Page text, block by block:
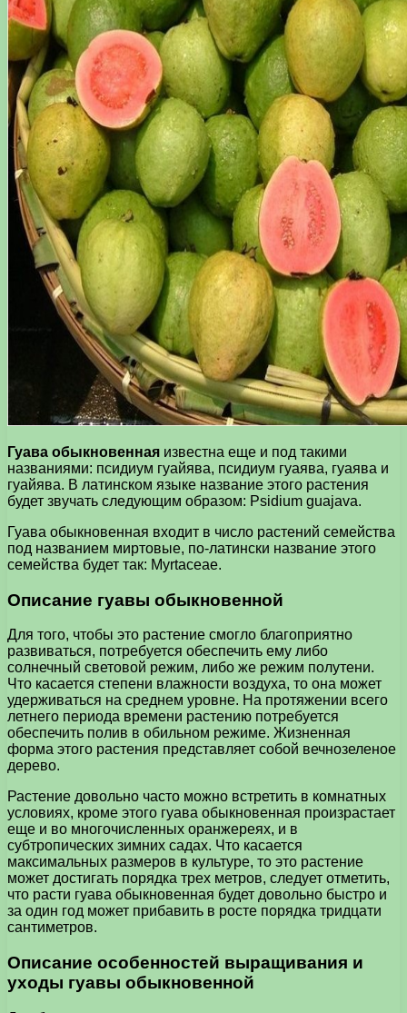
Гуава обыкновенная известна еще и под такими
названиями: псидиум гуайява, псидиум гуаява, гуаява и
гуайява. В латинском языке название этого растения
будет звучать следующим образом: Psidium guajava.
Гуава обыкновенная входит в число растений семейства
под названием миртовые, по-латински название этого
семейства будет так: Myrtaceae.
Описание гуавы обыкновенной
Для того, чтобы это растение смогло благоприятно
развиваться, потребуется обеспечить ему либо
солнечный световой режим, либо же режим полутени.
Что касается степени влажности воздуха, то она может
удерживаться на среднем уровне. На протяжении всего
летнего периода времени растению потребуется
обеспечить полив в обильном режиме. Жизненная
форма этого растения представляет собой вечнозеленое
дерево.
Растение довольно часто можно встретить в комнатных
условиях, кроме этого гуава обыкновенная произрастает
еще и во многочисленных оранжереях, и в
субтропических зимних садах. Что касается
максимальных размеров в культуре, то это растение
может достигать порядка трех метров, следует отметить,
что расти гуава обыкновенная будет довольно быстро и
за один год может прибавить в росте порядка тридцати
сантиметров.
Описание особенностей выращивания и
уходы гуавы обыкновенной